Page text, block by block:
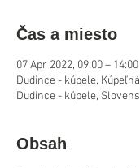
Čas a miesto
07 Apr 2022, 09:00 – 14:00
Dudince - kúpele,
Dudince - kúpele,
Obsah